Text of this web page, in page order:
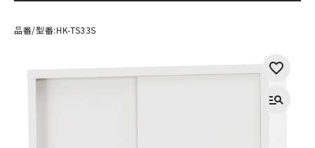
品番/型番:HK-TS33S